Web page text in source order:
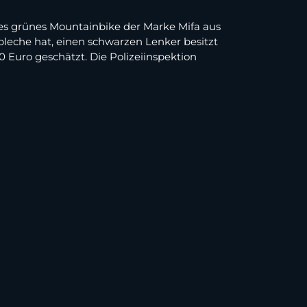
grünes Mountainbike der Marke Mifa aus
hat, einen schwarzen Lenker besitzt
geschätzt. Die Polizeiinspektion